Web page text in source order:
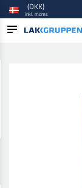
(DKK)
inkl. moms